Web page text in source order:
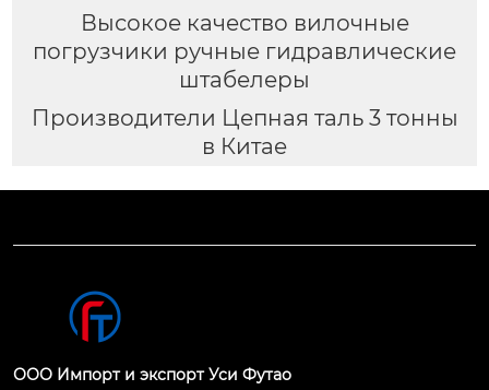
Высокое качество вилочные
погрузчики ручные гидравлические
штабелеры
Производители Цепная таль 3 тонны
в Китае
ООО Импорт и экспорт Уси Футао